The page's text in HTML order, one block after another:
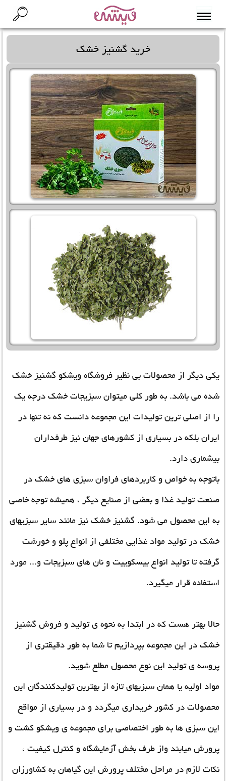
خرید گشنیز خشک
یکی دیگر از محصولات بی نظیر فروشگاه ویشکو گشنیز خشک
شده می باشد. به طور کلی میتوان سبزیجات خشک درجه یک
را از اصلی ترین تولیدات این مجموعه دانست که نه تنها در
ایران بلکه در بسیاری از کشورهای جهان نیز طرفداران
بیشماری دارد.
باتوجه به خواص و کاربردهای فراوان سبزی های خشک در
صنعت تولید غذا و بعضی از صنایع دیگر ، همیشه توجه خاصی
به این محصول می شود. گشنیز خشک نیز مانند سایر سبزیهای
خشک در تولید مواد غذایی مختلفی از انواع پلو و خورشت
گرفته تا تولید انواع بیسکوییت و نان های سبزیجات و... مورد
استفاده قرار میگیرد.
حالا بهتر هست که در ابتدا به نحوه ی تولید وفروش گشنیز
خشکدر این مجموعه بپردازیم تا شما به طور دقیقتری از
پروسه ی تولید این نوع محصول مطلع شوید.
مواد اولیه یا همان سبزیهای تازه از بهترین تولیدکنندگان این
محصولات در کشور خریداری میگردد و در بسیاری از مواقع
این سبزی ها به طور اختصاصی برای مجموعه ی ویشکو کشت و
پرورش میابند واز طرف بخش آزمایشگاه و کنترل کیفیت ،
نکات لازم در مراحل مختلف پرورش این گیاهان به کشاورزان